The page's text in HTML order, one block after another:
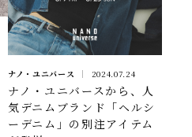
ナノ・ユニバース 2024.07.24
ナノ・ユニバースから、人
気デニムブランド「ヘルシ
ーデニム」の別注アイテム